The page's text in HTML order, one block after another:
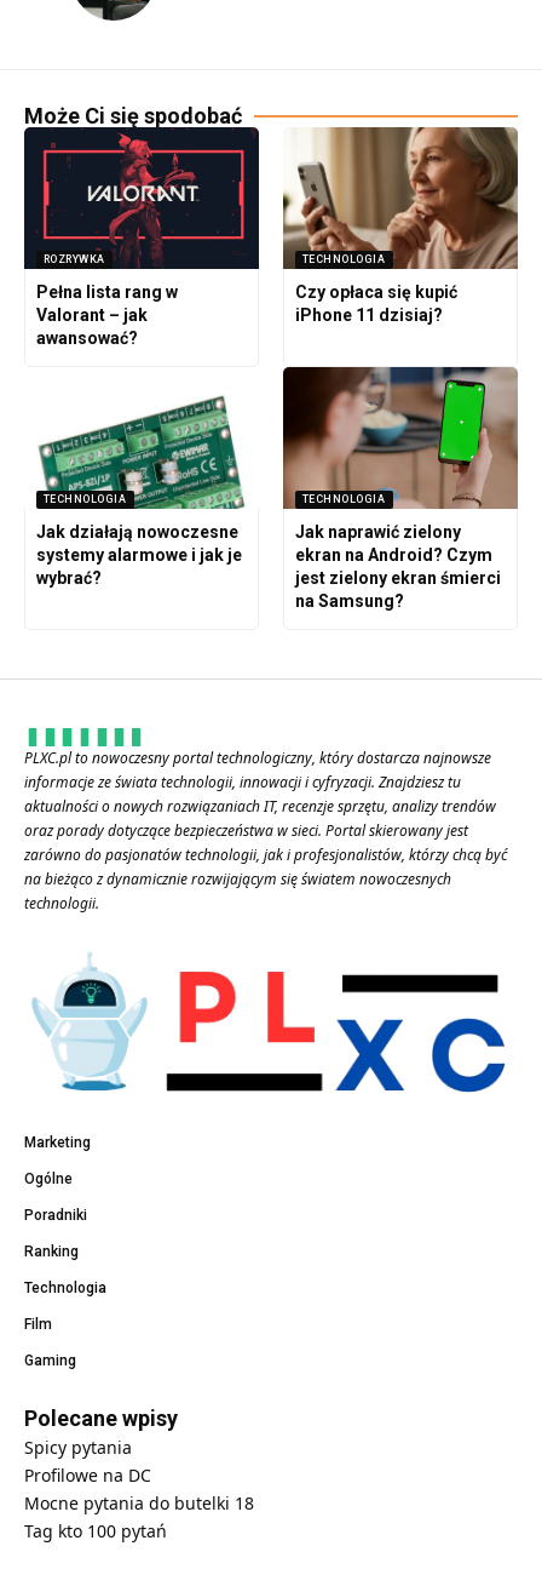
Może Ci się spodobać
ROZRYWKA
Pełna lista rang w
Valorant – jak
awansować?
TECHNOLOGIA
Czy opłaca się kupić
iPhone 11 dzisiaj?
TECHNOLOGIA
Jak działają nowoczesne
systemy alarmowe i jak je
wybrać?
TECHNOLOGIA
Jak naprawić zielony
ekran na Android? Czym
jest zielony ekran śmierci
na Samsung?
PLXC.pl to nowoczesny portal technologiczny, który dostarcza najnowsze
informacje ze świata technologii, innowacji i cyfryzacji. Znajdziesz tu
aktualności o nowych rozwiązaniach IT, recenzje sprzętu, analizy trendów
oraz porady dotyczące bezpieczeństwa w sieci. Portal skierowany jest
zarówno do pasjonatów technologii, jak i profesjonalistów, którzy chcą być
na bieżąco z dynamicznie rozwijającym się światem nowoczesnych
technologii.
Marketing
Ogólne
Poradniki
Ranking
Technologia
Film
Gaming
Polecane wpisy
Spicy pytania
Profilowe na DC
Mocne pytania do butelki 18
Tag kto 100 pytań